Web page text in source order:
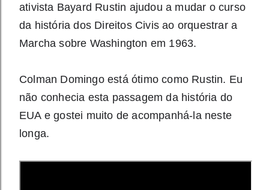
ativista Bayard Rustin ajudou a mudar o curso
da história dos Direitos Civis ao orquestrar a
Marcha sobre Washington em 1963.
Colman Domingo está ótimo como Rustin. Eu
não conhecia esta passagem da história do
EUA e gostei muito de acompanhá-la neste
longa.